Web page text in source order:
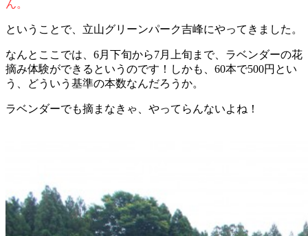
ん。
ということで、立山グリーンパーク吉峰にやってきました。
なんとここでは、6月下旬から7月上旬まで、ラベンダーの花
摘み体験ができるというのです！しかも、60本で500円とい
う、どういう基準の本数なんだろうか。
ラベンダーでも摘まなきゃ、やってらんないよね！